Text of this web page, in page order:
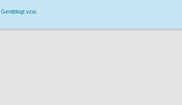
Gentblogt vzw.